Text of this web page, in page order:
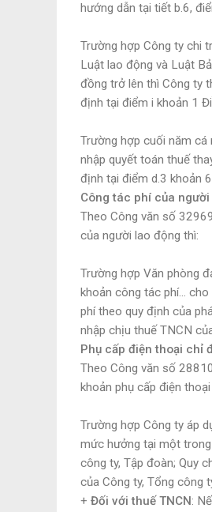
hướng dẫn tại tiết b.6,
Trường hợp Công ty chi
Luật lao động và Luật
đồng trở lên thì Công ty
định tại điểm i khoản 1
Trường hợp cuối năm
nhập quyết toán thuế
định tại điểm d.3 khoản
Công tác phí của
Theo Công văn số
của người lao động thì:
Trường hợp Văn phòng
khoản công tác phí…
phí theo quy định của
nhập chịu thuế TNCN
Phụ cấp điện thoại chỉ
Theo Công văn số
khoản phụ cấp điện thoại
Trường hợp Công ty áp
mức hưởng tại một
công ty, Tập đoàn; Quy
của Công ty, Tổng công
+ Đối với thuế TNCN: